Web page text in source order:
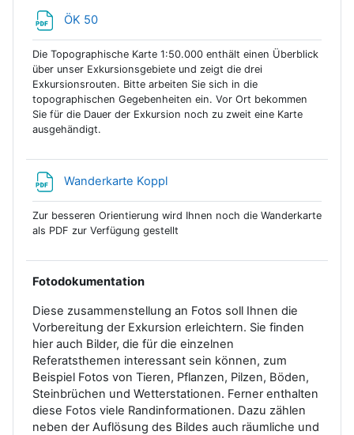
ÖK 50
Die Topographische Karte 1:50.000 enthält einen Überblick
über unser Exkursionsgebiete und zeigt die drei
Exkursionsrouten. Bitte arbeiten Sie sich in die
topographischen Gegebenheiten ein. Vor Ort bekommen
Sie für die Dauer der Exkursion noch zu zweit eine Karte
ausgehändigt.
Wanderkarte Koppl
Zur besseren Orientierung wird Ihnen noch die Wanderkarte
als PDF zur Verfügung gestellt
Fotodokumentation
Diese zusammenstellung an Fotos soll Ihnen die
Vorbereitung der Exkursion erleichtern. Sie finden
hier auch Bilder, die für die einzelnen
Referatsthemen interessant sein können, zum
Beispiel Fotos von Tieren, Pflanzen, Pilzen, Böden,
Steinbrüchen und Wetterstationen. Ferner enthalten
diese Fotos viele Randinformationen. Dazu zählen
neben der Auflösung des Bildes auch räumliche und